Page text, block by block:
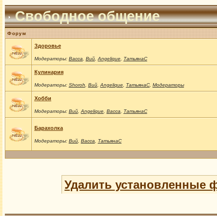
Свободное общение
Форум
Здоровье
Модераторы: Васса Вий, Angelique, ТатьянаС
Кулинария
Модераторы: Shoroh Вий, Angelique, ТатьянаС, Модераторы
Хобби
Модераторы: Вий, Angelique, Васса ТатьянаС
Барахолка
Модераторы: Вий, Васса ТатьянаС
Удалить установленные